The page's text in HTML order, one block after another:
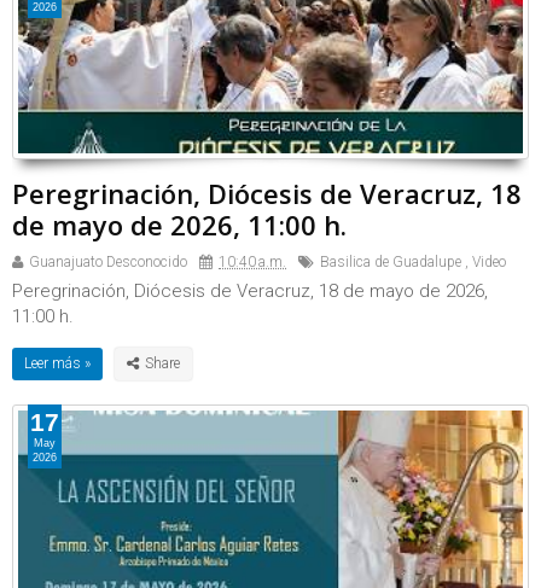
Peregrinación, Diócesis de Veracruz, 18
de mayo de 2026, 11:00 h.
Guanajuato Desconocido 10:40 a.m. Basilica de Guadalupe , Video
Peregrinación, Diócesis de Veracruz, 18 de mayo de 2026,
11:00 h.
Leer más »
2026
17
May
2026